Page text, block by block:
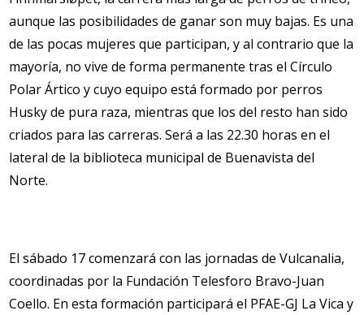
aunque las posibilidades de ganar son muy bajas. Es una
de las pocas mujeres que participan, y al contrario que la
mayoría, no vive de forma permanente tras el Círculo
Polar Ártico y cuyo equipo está formado por perros
Husky de pura raza, mientras que los del resto han sido
criados para las carreras. Será a las 22.30 horas en el
lateral de la biblioteca municipal de Buenavista del
Norte.
El sábado 17 comenzará con las jornadas de Vulcanalia,
coordinadas por la Fundación Telesforo Bravo-Juan
Coello. En esta formación participará el PFAE-GJ La Vica y